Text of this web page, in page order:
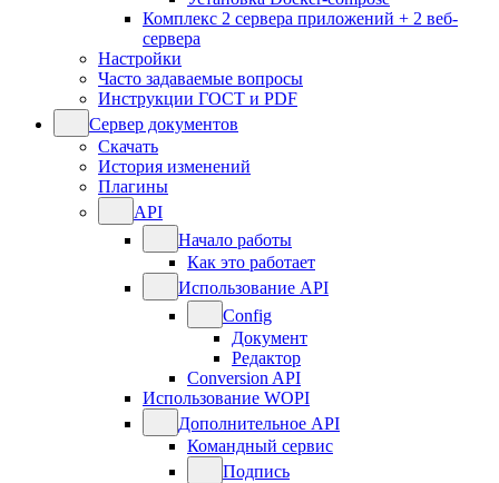
Комплекс 2 сервера приложений + 2 веб-
сервера
Настройки
Часто задаваемые вопросы
Инструкции ГОСТ и PDF
Сервер документов
Скачать
История изменений
Плагины
API
Начало работы
Как это работает
Использование API
Config
Документ
Редактор
Conversion API
Использование WOPI
Дополнительное API
Командный сервис
Подпись